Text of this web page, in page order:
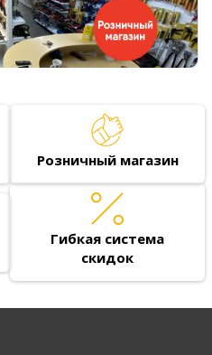
Розничный магазин
Гибкая система
скидок